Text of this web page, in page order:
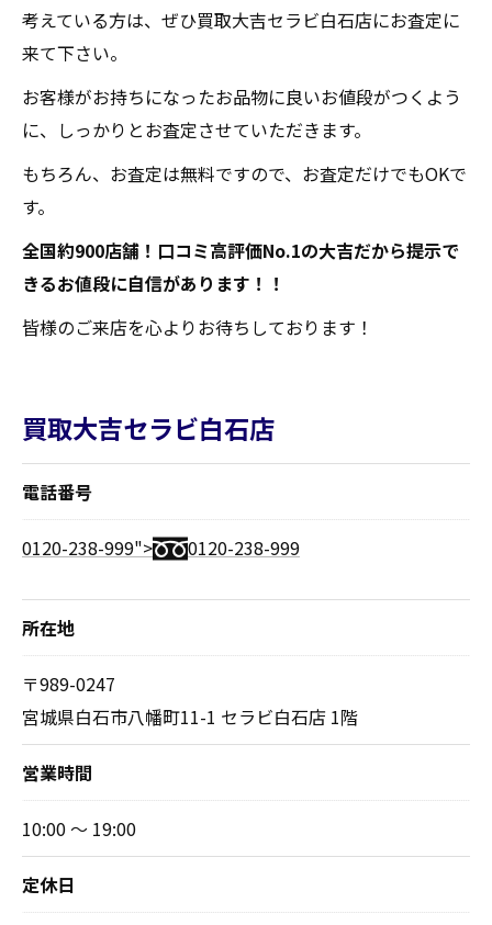
考えている方は、ぜひ買取大吉セラビ白石店にお査定に
来て下さい。
お客様がお持ちになったお品物に良いお値段がつくよう
に、しっかりとお査定させていただきます。
もちろん、お査定は無料ですので、お査定だけでもOKで
す。
全国約900店舗！口コミ高評価No.1の大吉だから提示で
きるお値段に自信があります！！
皆様のご来店を心よりお待ちしております！
買取大吉セラビ白石店
電話番号
0120-238-999"> 0120-238-999
所在地
〒989-0247
宮城県白石市八幡町11-1 セラビ白石店 1階
営業時間
10:00 ～ 19:00
定休日